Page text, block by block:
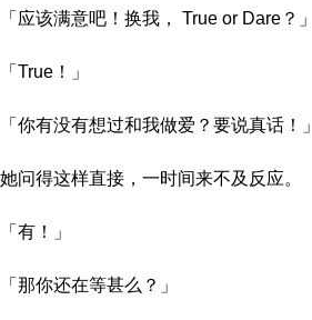
「应该满意吧！换我， True or Dare？」
「True！」
「你有没有想过和我做爱？要说真话！」
她问得这样直接，一时间来不及反应。
「有！」
「那你还在等甚么？」